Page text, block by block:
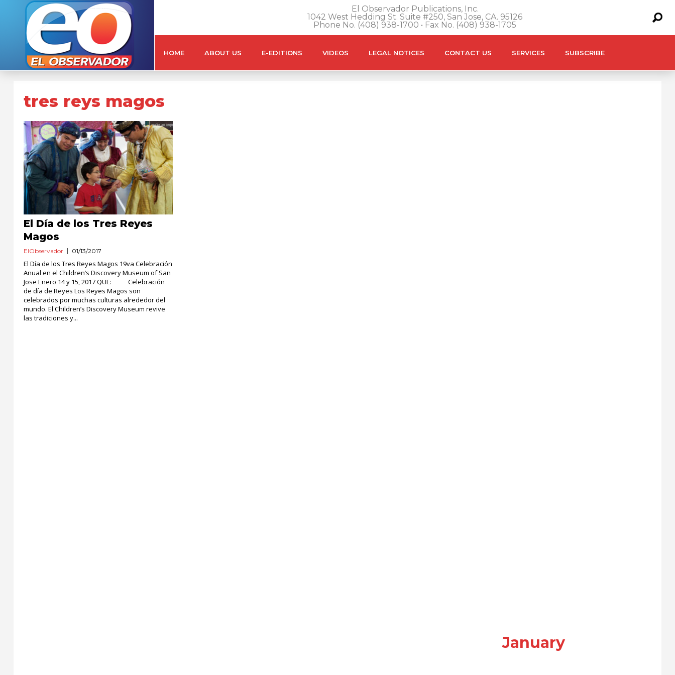
El Observador Publications, Inc.
1042 West Hedding St. Suite #250, San Jose, CA. 95126
Phone No. (408) 938-1700 • Fax No. (408) 938-1705
HOME ABOUT US E-EDITIONS VIDEOS LEGAL NOTICES CONTACT US SERVICES SUBSCRIBE
tres reys magos
El Día de los Tres Reyes
Magos
ElObservador 01/13/2017
El Día de los Tres Reyes Magos 19va Celebración
Anual en el Children’s Discovery Museum of San
Jose Enero 14 y 15, 2017 QUE: Celebración
de día de Reyes Los Reyes Magos son
celebrados por muchas culturas alrededor del
mundo. El Children’s Discovery Museum revive
las tradiciones y...
January